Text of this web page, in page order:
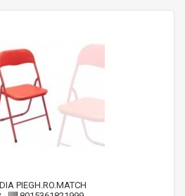
PIEGH.RO.MATCH